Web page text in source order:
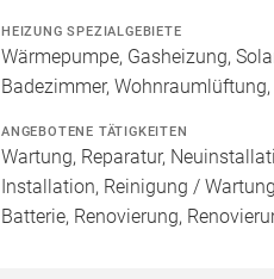
HEIZUNG SPEZIALGEBIETE
Wärmepumpe, Gasheizung,
Badezimmer,
ANGEBOTENE TÄTIGKEITEN
Wartung, Reparatur,
Installation, Reinigung /
Batterie, Renovierung,